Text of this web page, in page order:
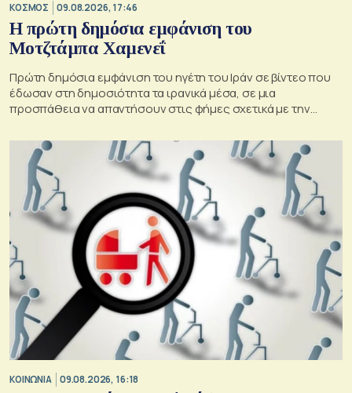
ΚΟΣΜΟΣ 09.08.2026, 17:46
Η πρώτη δημόσια εμφάνιση του
Μοτζτάμπα Χαμενεΐ
Πρώτη δημόσια εμφάνιση του ηγέτη του Ιράν σε βίντεο που
έδωσαν στη δημοσιότητα τα ιρανικά μέσα, σε μια
προσπάθεια να απαντήσουν στις φήμες σχετικά με την
ΚΟΙΝΩΝΙΑ 09.08.2026, 16:18